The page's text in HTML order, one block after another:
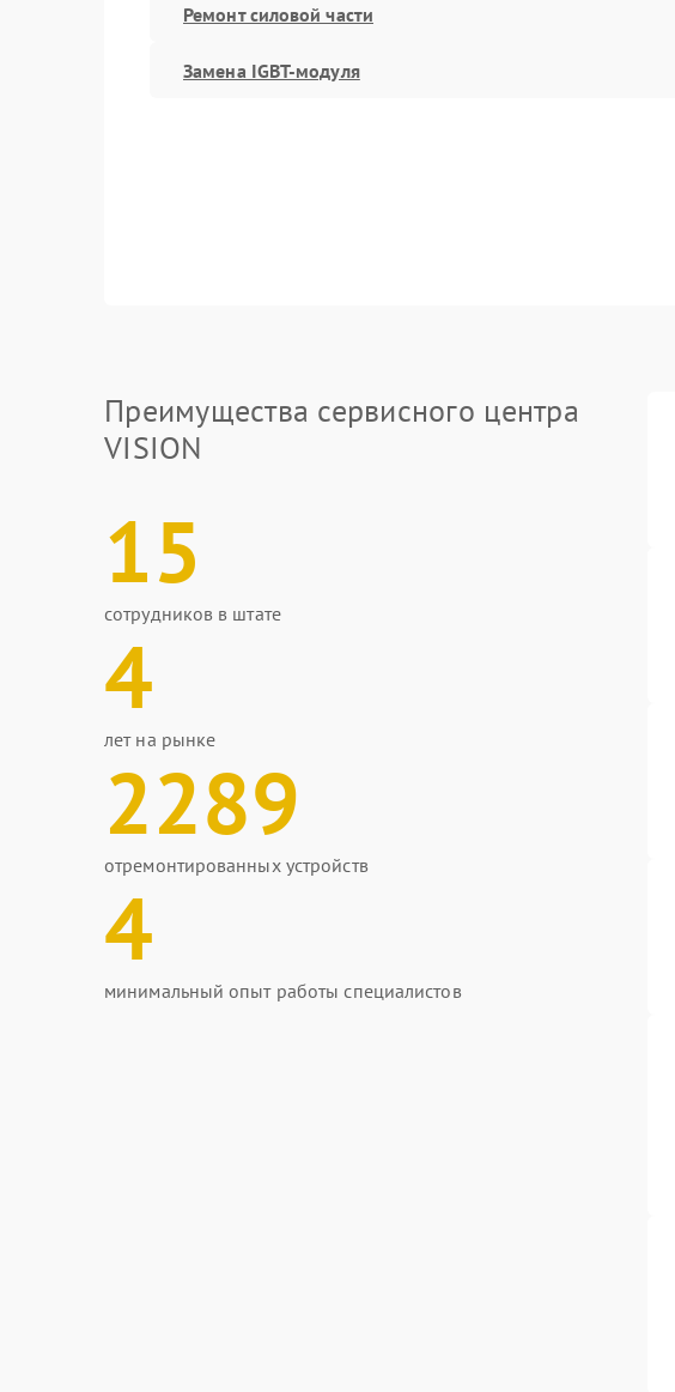
Ремонт силовой части
Замена IGBT-модуля
Преимущества сервисного центра
VISION
15
сотрудников в штате
4
лет на рынке
2289
отремонтированных устройств
4
минимальный опыт работы специалистов